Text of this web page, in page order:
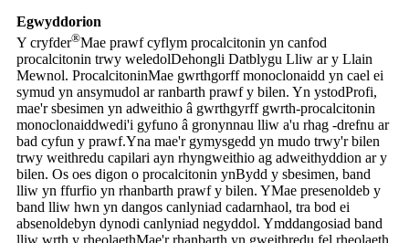
Egwyddorion
Y cryfder®Mae prawf cyflym procalcitonin yn canfod
procalcitonin trwy weledolDehongli Datblygu Lliw ar y Llain
Mewnol. ProcalcitoninMae gwrthgorff monoclonaidd yn cael ei
symud yn ansymudol ar ranbarth prawf y bilen. Yn ystodProfi,
mae'r sbesimen yn adweithio â gwrthgyrff gwrth-procalcitonin
monoclonaiddwedi'i gyfuno â gronynnau lliw a'u rhag -drefnu ar
bad cyfun y prawf.Yna mae'r gymysgedd yn mudo trwy'r bilen
trwy weithredu capilari ayn rhyngweithio ag adweithyddion ar y
bilen. Os oes digon o procalcitonin ynBydd y sbesimen, band
lliw yn ffurfio yn rhanbarth prawf y bilen. YMae presenoldeb y
band lliw hwn yn dangos canlyniad cadarnhaol, tra bod ei
absenoldebyn dynodi canlyniad negyddol. Ymddangosiad band
lliw wrth y rheolaethMae'r rhanbarth yn gweithredu fel rheolaeth